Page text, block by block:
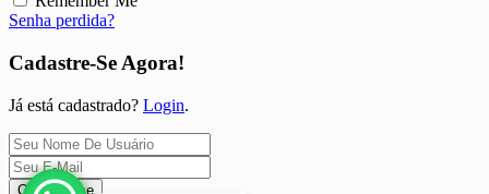
Senha perdida?
Cadastre-Se Agora!
Já está cadastrado? Login.
Cadastre-se